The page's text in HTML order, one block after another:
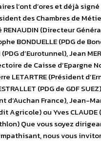
l’ont d’ores et déjà signé
des Chambres de
(Directeur Général
BONDUELLE (PDG de
d’Eurotunnel), Jean
de Caisse d’Epargne
LETARTRE (Président
(PDG de GDF
d’Auchan France), Jean-
Agricole) ou Yves CLAUDE
Que vous soyez
nous vous